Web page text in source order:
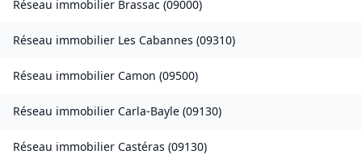
Réseau immobilier Brassac (09000)
Réseau immobilier Les Cabannes (09310)
Réseau immobilier Camon (09500)
Réseau immobilier Carla-Bayle (09130)
Réseau immobilier Castéras (09130)